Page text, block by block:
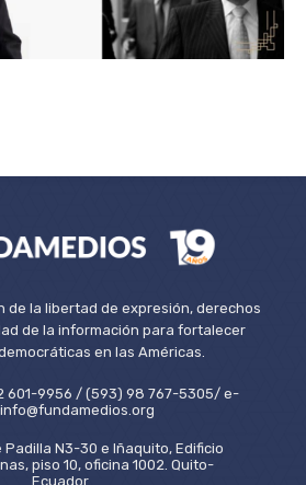
de la libertad de expresión, derechos
de la información para fortalecer
en las Américas.
601-9956 / (593) 98 767-5305/ e-
Padilla N3-30 e Iñaquito, Edificio
piso 10, oficina 1002. Quito-
Ecuador